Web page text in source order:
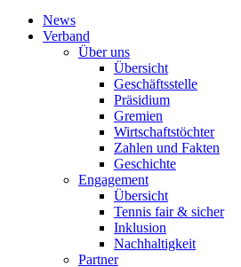
News
Verband
Über uns
Übersicht
Geschäftsstelle
Präsidium
Gremien
Wirtschaftstöchter
Zahlen und Fakten
Geschichte
Engagement
Übersicht
Tennis fair & sicher
Inklusion
Nachhaltigkeit
Partner